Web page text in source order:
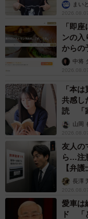
まい
「即
ンの
からの
中将
「本
共感し
読 「
山岡
友人の
ら…注
【弁護
長澤
愛車は
ド 「